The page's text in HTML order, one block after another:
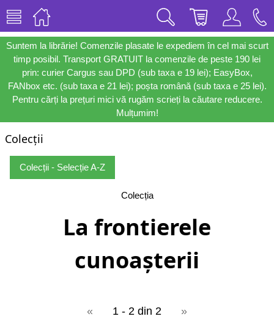
Suntem la librărie! Comenzile plasate le expediem în cel mai scurt
timp posibil. Transport GRATUIT la comenzile de peste 190 lei
prin: curier Cargus sau DPD (sub taxa e 19 lei); EasyBox,
FANbox etc. (sub taxa e 21 lei); poșta română (sub taxa e 25 lei).
Pentru cărți la prețuri mici vă rugăm scrieți la căutare reducere.
Mulțumim!
Colecții
Colecții - Selecție A-Z
Colecția
La frontierele
cunoașterii
« 1 - 2 din 2 »